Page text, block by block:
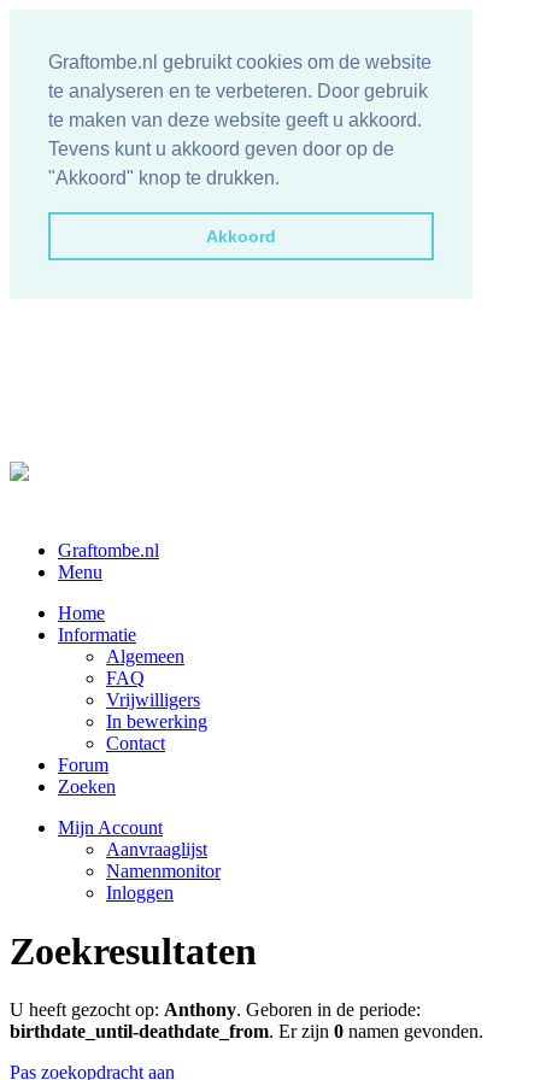
Graftombe.nl gebruikt cookies om de website
te analyseren en te verbeteren. Door gebruik
te maken van deze website geeft u akkoord.
Tevens kunt u akkoord geven door op de
"Akkoord" knop te drukken.
Akkoord
Graftombe.nl
Menu
Home
Informatie
Algemeen
FAQ
Vrijwilligers
In bewerking
Contact
Forum
Zoeken
Mijn Account
Aanvraaglijst
Namenmonitor
Inloggen
Zoekresultaten
U heeft gezocht op: Anthony. Geboren in de periode:
birthdate_until-deathdate_from. Er zijn 0 namen gevonden.
Pas zoekopdracht aan